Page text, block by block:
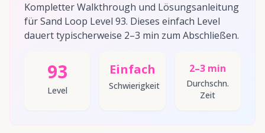
Kompletter Walkthrough und Lösungsanleitung
für Sand Loop Level 93. Dieses einfach Level
dauert typischerweise 2–3 min zum Abschließen.
93
Level
Einfach
Schwierigkeit
2–3 min
Durchschn.
Zeit